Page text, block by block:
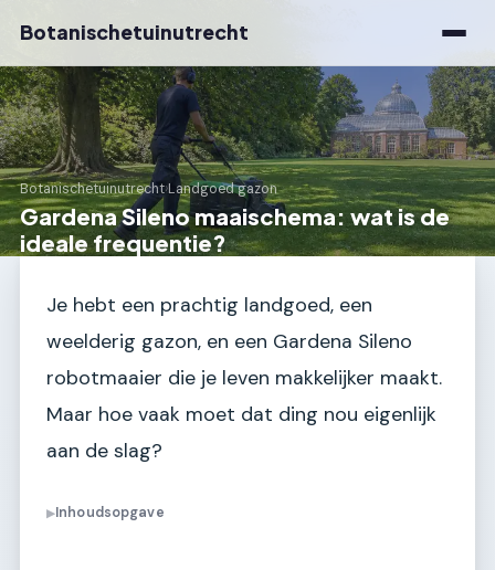
Botanischetuinutrecht
Botanischetuinutrecht›Landgoed gazon
Gardena Sileno maaischema: wat is de
ideale frequentie?
Je hebt een prachtig landgoed, een
weelderig gazon, en een Gardena Sileno
robotmaaier die je leven makkelijker maakt.
Maar hoe vaak moet dat ding nou eigenlijk
aan de slag?
▶Inhoudsopgave